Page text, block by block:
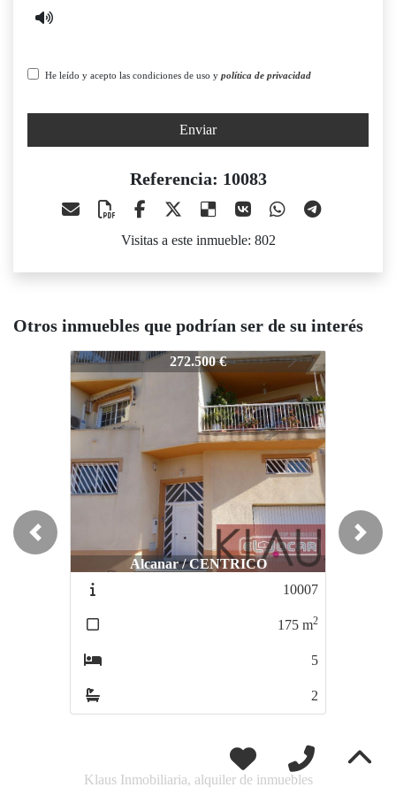
He leído y acepto las condiciones de uso y política de privacidad
Enviar
Referencia: 10083
Visitas a este inmueble: 802
Otros inmuebles que podrían ser de su interés
10083
272.500 €
Alcanar / CENTRICO
10007
m 2
10083 112.000 €
Alcanar playa / MARTINENCA
Previous Next
Klaus Inmobiliaria, alquiler de inmuebles